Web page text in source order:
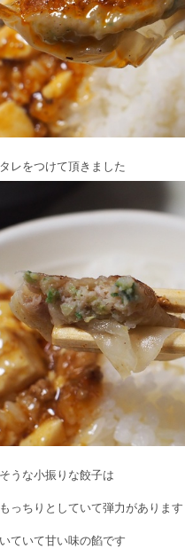
レをつけて頂きました
うな小振りな餃子は
っちりとしていて弾力があります
ていて甘い味の餡です